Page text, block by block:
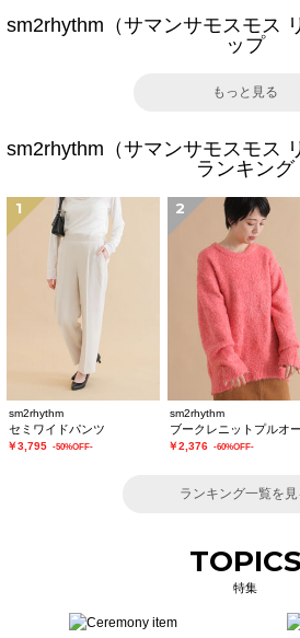
sm2rhythm（サマンサモスモス
ップ
もっと見る
sm2rhythm（サマンサモスモス
ランキング
1
sm2rhythm
セミワイドパンツ
￥3,795 -50%OFF-
2
sm2rhythm
￥2,376 -60%OFF-
ランキング一覧を見
TOPICS
特集